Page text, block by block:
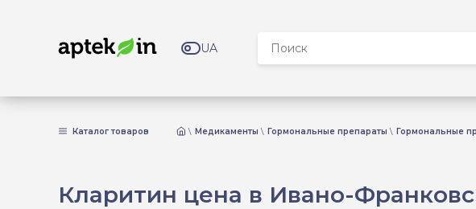
Каталог товаров Медикаменты Гормональные препараты Гормональные
Кларитин цена в Ивано-
UA